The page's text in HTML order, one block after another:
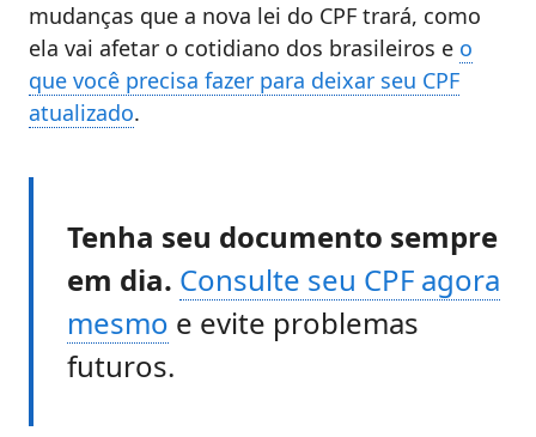
mudanças que a nova lei do CPF trará, como
ela vai afetar o cotidiano dos brasileiros e o
que você precisa fazer para deixar seu CPF
atualizado.
Tenha seu documento sempre
em dia. Consulte seu CPF agora
mesmo e evite problemas
futuros.